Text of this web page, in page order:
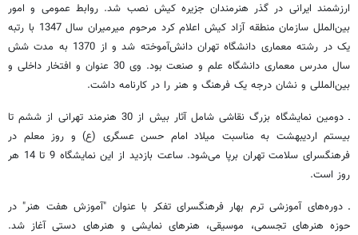
ارزشمند ایرانی در گذر هنرمندان جزیره کیش نصب شد. روابط عمومی و امور
بین‌الملل سازمان منطقه آزاد کیش اعلام کرد مرحوم میرمیران سال 1347 با رتبه
یک در رشته معماری دانشگاه تهران دانش‌آموخته شد و از 1370 به مدت شش
سال مدرس معماری دانشگاه علم و صنعت بود. وی 30 عنوان و افتخار داخلی و
بین‌المللی و نشان درجه یک فرهنگ و هنر را در کارنامه داشت.
ـ دومین نمایشگاه بزرگ نقاشی شامل آثار بیش از 30 هنرمند تهرانی از ششم تا
بیستم اردیبهشت به مناسبت میلاد امام حسن عسگری (ع) و روز معلم در
فرهنگسرای سلامت تهران برپا می‌شود. ساعت بازدید از این نمایشگاه 9 تا 14 هر
روز است.
ـ دوره‌های آموزشی ترم بهار فرهنگسرای تفکر با عنوان "آموزش هفت هنر" در
حوزه هنرهای تجسمی، موسیقی، هنرهای نمایشی و هنرهای دستی آغاز شد.